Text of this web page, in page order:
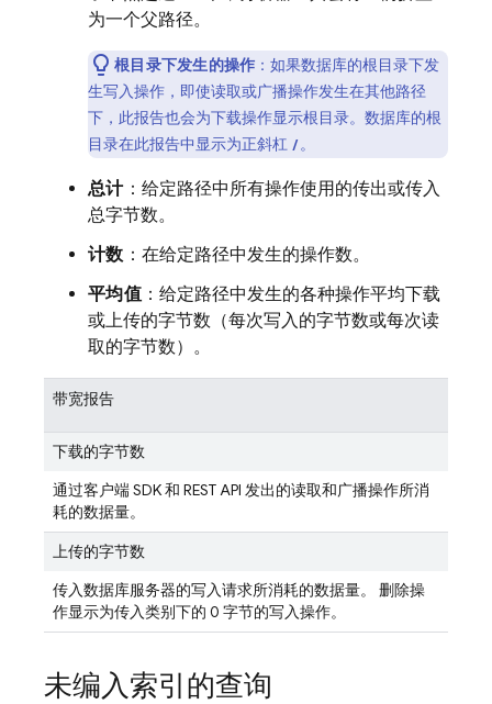
为一个父路径。
根目录下发生的操作 ：如果数据库的根目录下发
生写入操作，即使读取或广播操作发生在其他路径
下，此报告也会为下载操作显示根目录。数据库的根
目录在此报告中显示为正斜杠 /。
总计：给定路径中所有操作使用的传出或传入
总字节数。
计数：在给定路径中发生的操作数。
平均值：给定路径中发生的各种操作平均下载
或上传的字节数（每次写入的字节数或每次读
取的字节数）。
带宽报告
下载的字节数
通过客户端 SDK 和 REST API 发出的读取和广播操作所消
耗的数据量。
上传的字节数
传入数据库服务器的写入请求所消耗的数据量。 删除操
作显示为传入类别下的 0 字节的写入操作。
未编入索引的查询